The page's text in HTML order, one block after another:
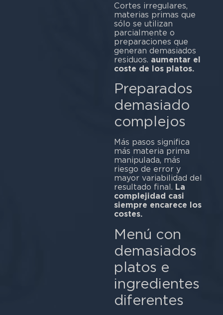
Cortes irregulares,
materias primas que
sólo se utilizan
parcialmente o
preparaciones que
generan demasiados
residuos. aumentar el
coste de los platos.
Preparados
demasiado
complejos
Más pasos significa
más materia prima
manipulada, más
riesgo de error y
mayor variabilidad del
resultado final. La
complejidad casi
siempre encarece los
costes.
Menú con
demasiados
platos e
ingredientes
diferentes